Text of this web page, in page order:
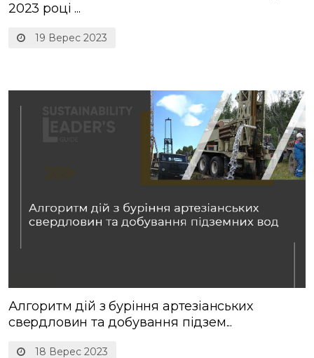
19 Верес 2023
2023 році ...
18 Верес 2023
Алгоритм дій з буріння артезіанських
свердловин та добування підзем...